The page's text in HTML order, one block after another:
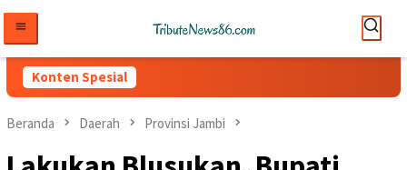
konten
Konten Spesial
Beranda Daerah Provinsi Jambi